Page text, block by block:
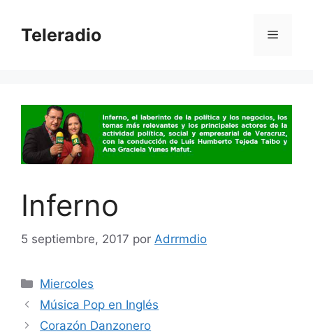
contenido
Teleradio Menú
Inferno
5 septiembre, 2017 por Adrrmdio
Categorías
Miercoles
Navegación
de
Música Pop en Inglés
Corazón Danzonero